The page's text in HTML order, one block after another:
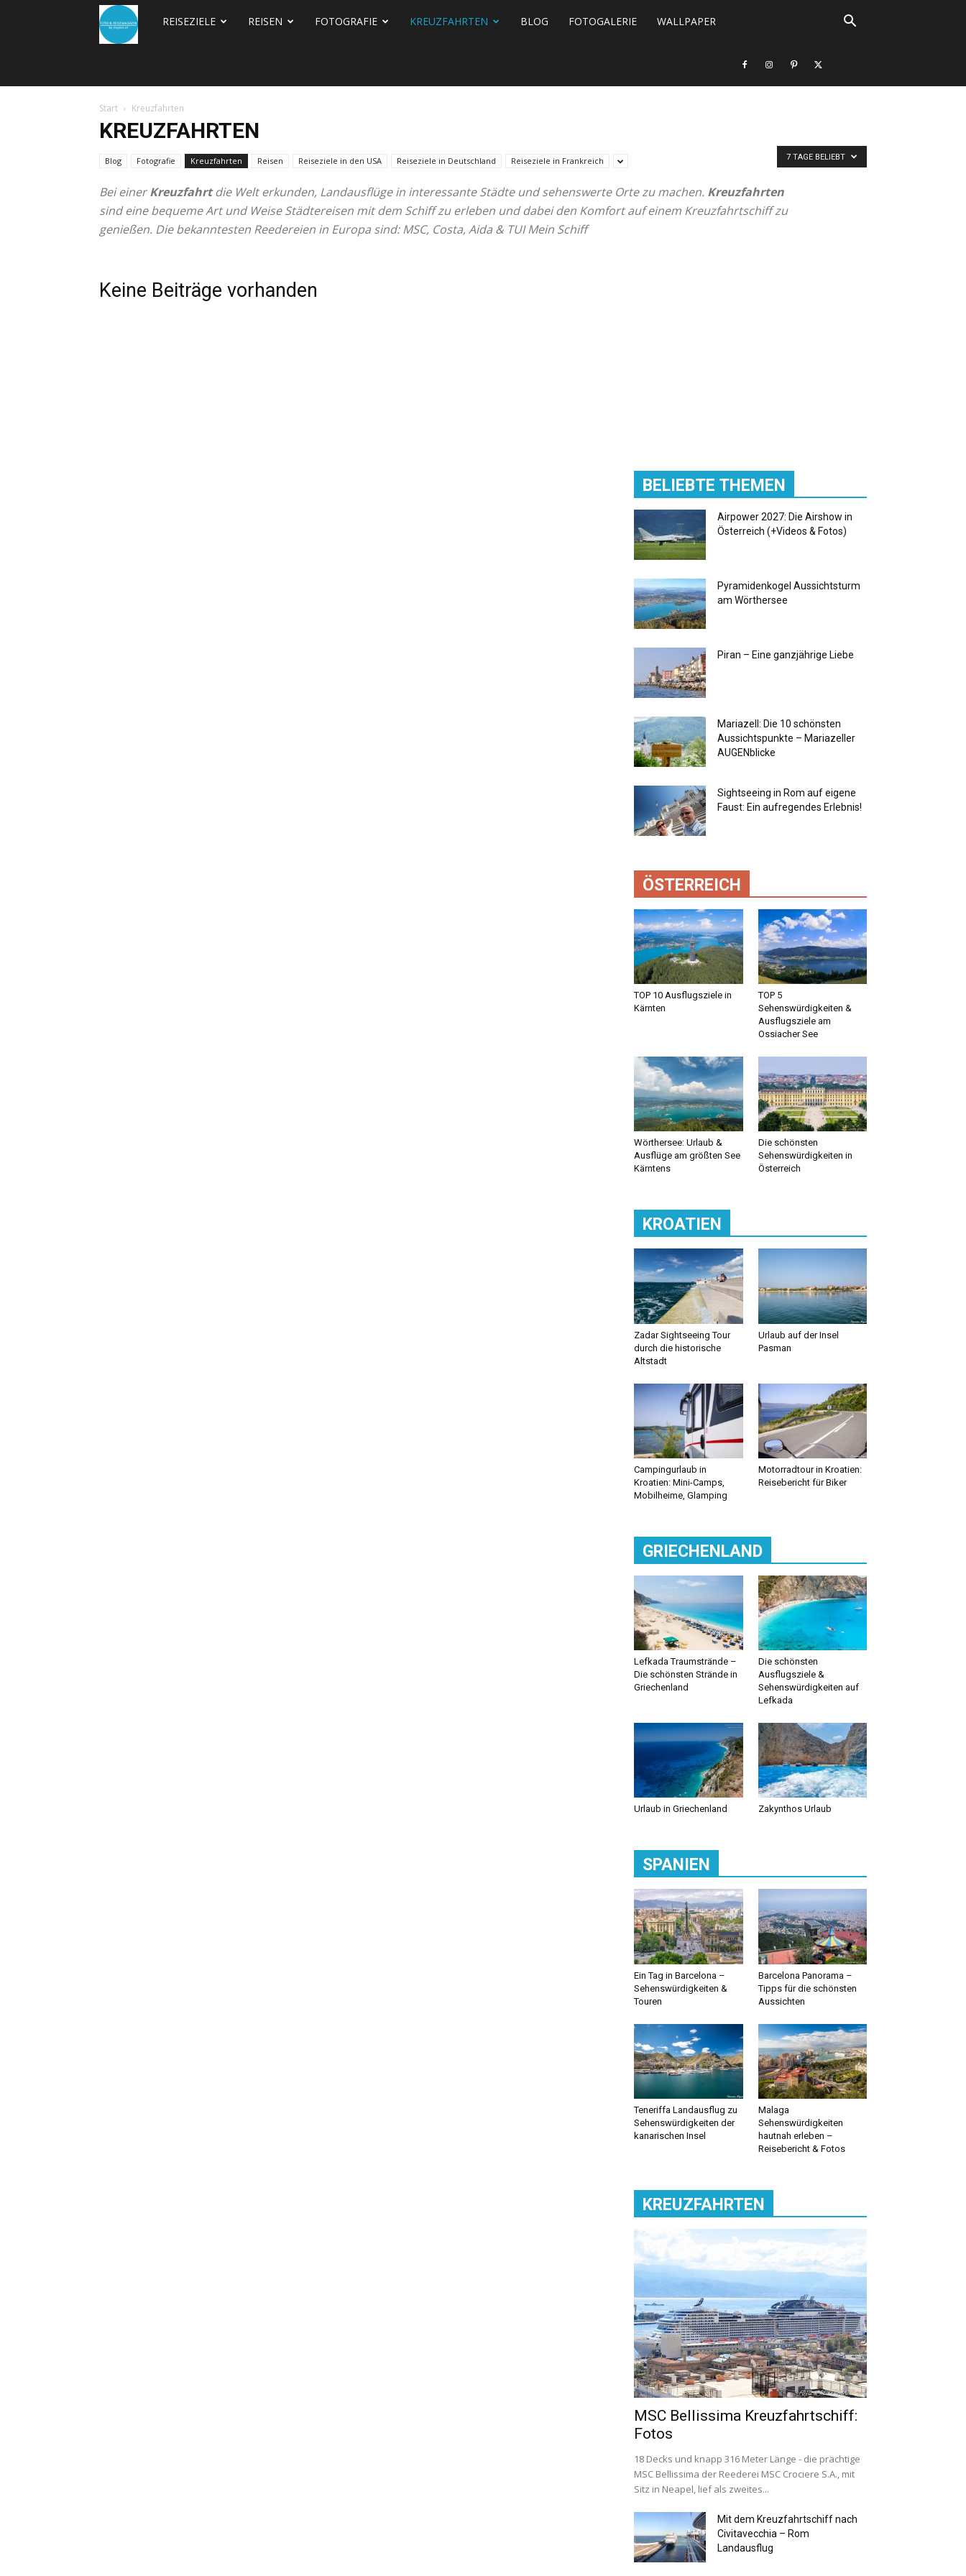
FOTO
REISEZIELE REISEN FOTOGRAFIE KREUZFAHRTEN BLOG FOTOGALERIE WALLPAPER
Start Kreuzfahrten
KREUZFAHRTEN
Blog Fotografie Kreuzfahrten Reisen Reiseziele in den USA Reiseziele in Deutschland Reiseziele in Frankreich
Bei einerKreuzfahrtdie Welt erkunden, Landausflüge in interessante Städte und sehenswerte Orte zu machen. Kreuzfahrten
sind eine bequeme Art und Weise Städtereisen mit dem Schiff zu erleben und dabei den Komfort auf einem Kreuzfahrtschiff zu
genießen. Die bekanntesten Reedereien in Europa sind: MSC, Costa, Aida & TUI Mein Schiff
7 TAGE BELIEBT
Keine Beiträge vorhanden
BELIEBTE THEMEN
Airpower 2027: Die Airshow in
Österreich (+Videos & Fotos)
Pyramidenkogel Aussichtsturm
am Wörthersee
Piran – Eine ganzjährige Liebe
Mariazell: Die 10 schönsten
Aussichtspunkte – Mariazeller
AUGENblicke
Sightseeing in Rom auf eigene
Faust: Ein aufregendes Erlebnis!
ÖSTERREICH
TOP 10 Ausflugsziele in
Kärnten
TOP 5
Sehenswürdigkeiten &
Ausflugsziele am
Ossiacher See
Wörthersee: Urlaub &
Ausflüge am größten See
Kärntens
Die schönsten
Sehenswürdigkeiten in
Österreich
KROATIEN
Zadar Sightseeing Tour
durch die historische
Altstadt
Urlaub auf der Insel
Pasman
Campingurlaub in
Kroatien: Mini-Camps,
Mobilheime, Glamping
Motorradtour in Kroatien:
Reisebericht für Biker
GRIECHENLAND
Lefkada Traumstrände –
Die schönsten Strände in
Griechenland
Die schönsten
Ausflugsziele &
Sehenswürdigkeiten auf
Lefkada
Urlaub in Griechenland Zakynthos Urlaub
SPANIEN
Ein Tag in Barcelona –
Sehenswürdigkeiten &
Touren
Barcelona Panorama –
Tipps für die schönsten
Aussichten
Teneriffa Landausflug zu
Sehenswürdigkeiten der
kanarischen Insel
Malaga
Sehenswürdigkeiten
hautnah erleben –
Reisebericht & Fotos
KREUZFAHRTEN
MSC Bellissima Kreuzfahrtschiff:
Fotos
18 Decks und knapp 316 Meter Länge - die prächtige
MSC Bellissima der Reederei MSC Crociere S.A., mit
Sitz in Neapel, lief als zweites...
Mit dem Kreuzfahrtschiff nach
Civitavecchia – Rom
Landausflug